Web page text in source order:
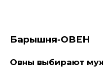
Барышня-ОВЕН
Овны выбирают